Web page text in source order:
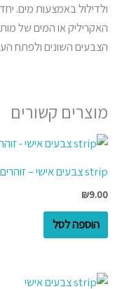
ולדילול באמצעות מים.
הצבעים השונים ולפתח
מוצרים קשורים
strip צבעים אישי – זוהרים
₪9.00
הוספה לסל